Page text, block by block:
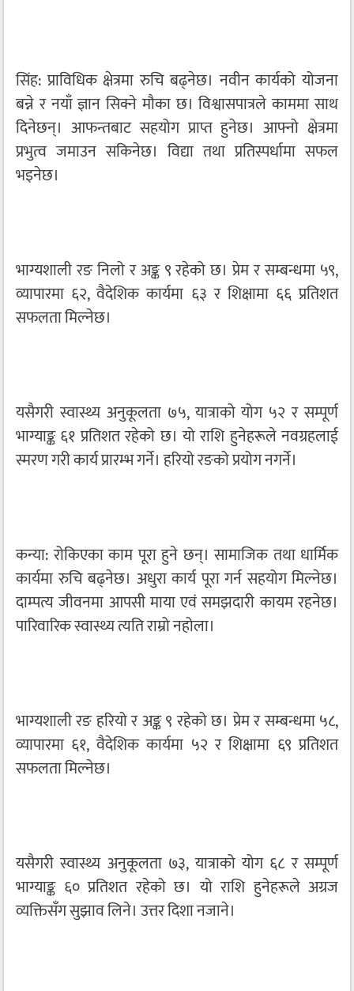
सिंह: प्राविधिक क्षेत्रमा रुचि बढ्नेछ। नवीन कार्यको योजना
बन्ने र नयाँ ज्ञान सिक्ने मौका छ। विश्वासपात्रले काममा साथ
दिनेछन्। आफन्तबाट सहयोग प्राप्त हुनेछ। आफ्नो क्षेत्रमा
प्रभुत्व जमाउन सकिनेछ। विद्या तथा प्रतिस्पर्धामा सफल
भइनेछ।
भाग्यशाली रङ निलो र अङ्क ९ रहेको छ। प्रेम र सम्बन्धमा ५९,
व्यापारमा ६२, वैदेशिक कार्यमा ६३ र शिक्षामा ६६ प्रतिशत
सफलता मिल्नेछ।
यसैगरी स्वास्थ्य अनुकूलता ७५, यात्राको योग ५२ र सम्पूर्ण
भाग्याङ्क ६१ प्रतिशत रहेको छ। यो राशि हुनेहरूले नवग्रहलाई
स्मरण गरी कार्य प्रारम्भ गर्ने। हरियो रङको प्रयोग नगर्ने।
कन्या: रोकिएका काम पूरा हुने छन्। सामाजिक तथा धार्मिक
कार्यमा रुचि बढ्नेछ। अधुरा कार्य पूरा गर्न सहयोग मिल्नेछ।
दाम्पत्य जीवनमा आपसी माया एवं समझदारी कायम रहनेछ।
पारिवारिक स्वास्थ्य त्यति राम्रो नहोला।
भाग्यशाली रङ हरियो र अङ्क ९ रहेको छ। प्रेम र सम्बन्धमा ५८,
व्यापारमा ६१, वैदेशिक कार्यमा ५२ र शिक्षामा ६९ प्रतिशत
सफलता मिल्नेछ।
यसैगरी स्वास्थ्य अनुकूलता ७३, यात्राको योग ६८ र सम्पूर्ण
भाग्याङ्क ६० प्रतिशत रहेको छ। यो राशि हुनेहरूले अग्रज
व्यक्तिसँग सुझाव लिने। उत्तर दिशा नजाने।